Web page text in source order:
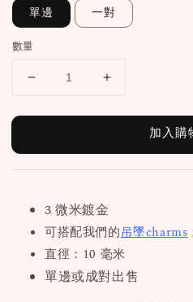
單邊 一對
數量
加入購
3 微米鍍金
可搭配我們的吊墜charms
直徑：10 毫米
單邊或成對出售